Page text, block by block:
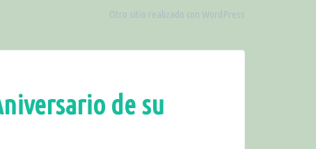
Otro sitio realizado con WordPress
de su